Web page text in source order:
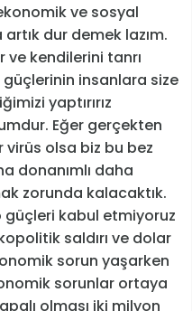
ve sosyal
dur demek lazım.
kendilerini tanrı
insanlara size
yaptırırız
Eğer gerçekten
olsa biz bu bez
donanımlı daha
zorunda kalacaktık.
güçleri kabul etmiyoruz
saldırı ve dolar
sorun yaşarken
sorunlar ortaya
olması iki milyon